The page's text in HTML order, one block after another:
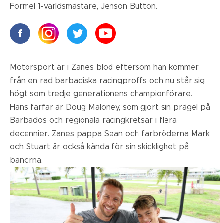
Formel 1-världsmästare, Jenson Button.
Motorsport är i Zanes blod eftersom han kommer
från en rad barbadiska racingproffs och nu står sig
högt som tredje generationens championförare.
Hans farfar är Doug Maloney, som gjort sin prägel på
Barbados och regionala racingkretsar i flera
decennier. Zanes pappa Sean och farbröderna Mark
och Stuart är också kända för sin skicklighet på
banorna.